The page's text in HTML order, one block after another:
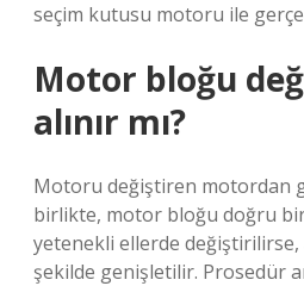
seçim kutusu motoru ile
Motor bloğu
alınır mı?
Motoru değiştiren motordan
birlikte, motor bloğu doğru
yetenekli ellerde değiştirilirse,
şekilde genişletilir. Prosedür